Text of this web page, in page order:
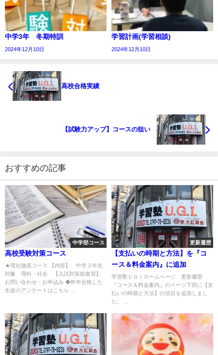
中学3年 冬期特訓
2024年12月10日
学習計画(学習相談)
2024年12月10日
高校合格実績
【試験力アップ】コースの狙い
おすすめの記事
中学部コース
高校受験対策コース
★理社徹底コース 【内容】 中学３年生
対象 理科・社会 【入試対策総復習】
お問い合わせ・お申込み ◆昨年合格した
生徒のアンケートはこちら ...
更新履歴
【支払いの時期と方法】を『コ
ース＆料金案内』に追加
学習塾ＵＧＩホームページ 更新履歴
『コース＆料金案内』のページ下部に【支
払いの時期と方法】の項目を追加しまし
た。 ...